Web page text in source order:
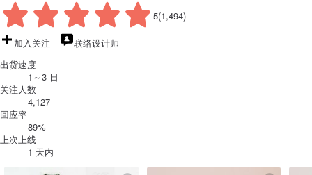
5(1,494)
加入关注
联络设计师
出货速度
1～3 日
关注人数
4,127
回应率
89%
上次上线
1 天内